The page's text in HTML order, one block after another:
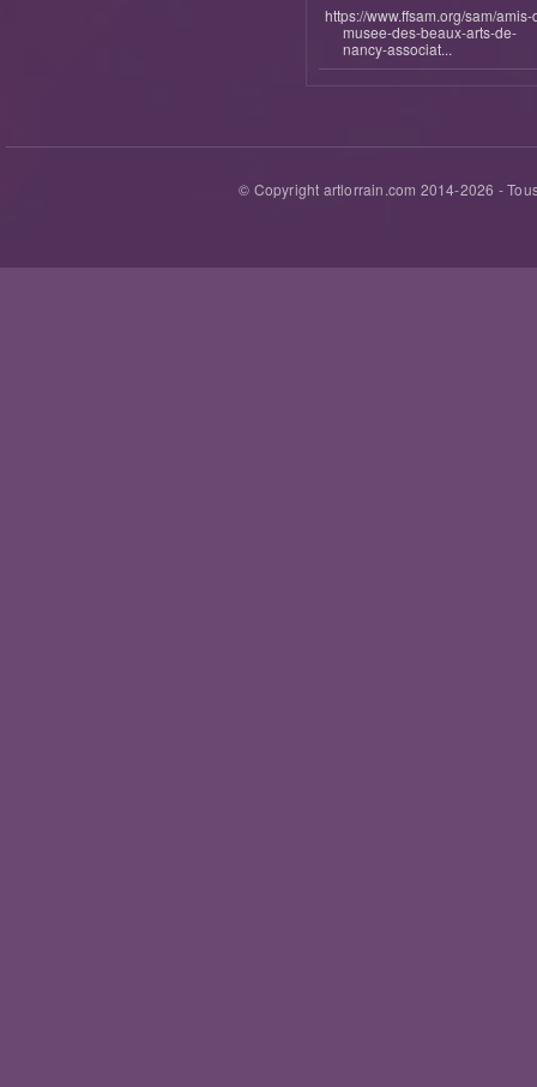
https://www.ffsam.org/sam/amis-
musee-des-beaux-arts-de-
nancy-associat...
© Copyright artlorrain.com 2014-2026 -